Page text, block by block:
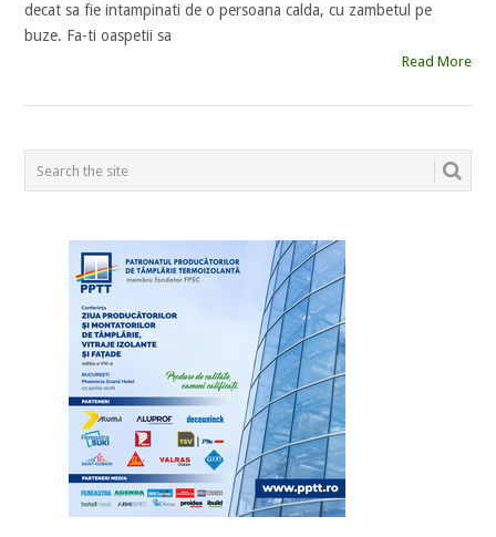
decat sa fie intampinati de o persoana calda, cu zambetul pe
buze. Fa-ti oaspetii sa
Read More
POSTS
NAVIGATION